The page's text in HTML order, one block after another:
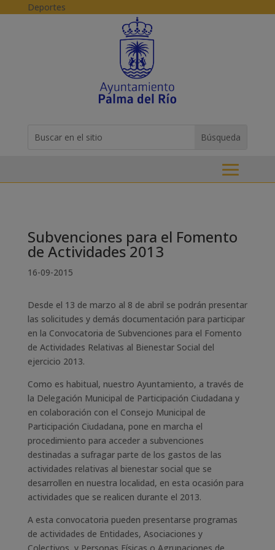
Skip to content
Deportes
for...
Subvenciones para el Fomento
de Actividades 2013
16-09-2015
Desde el 13 de marzo al 8 de abril se podrán presentar
las solicitudes y demás documentación para participar
en la Convocatoria de Subvenciones para el Fomento
de Actividades Relativas al Bienestar Social del
ejercicio 2013.
Como es habitual, nuestro Ayuntamiento, a través de
la Delegación Municipal de Participación Ciudadana y
en colaboración con el Consejo Municipal de
Participación Ciudadana, pone en marcha el
procedimiento para acceder a subvenciones
destinadas a sufragar parte de los gastos de las
actividades relativas al bienestar social que se
desarrollen en nuestra localidad, en esta ocasión para
actividades que se realicen durante el 2013.
A esta convocatoria pueden presentarse programas
de actividades de Entidades, Asociaciones y